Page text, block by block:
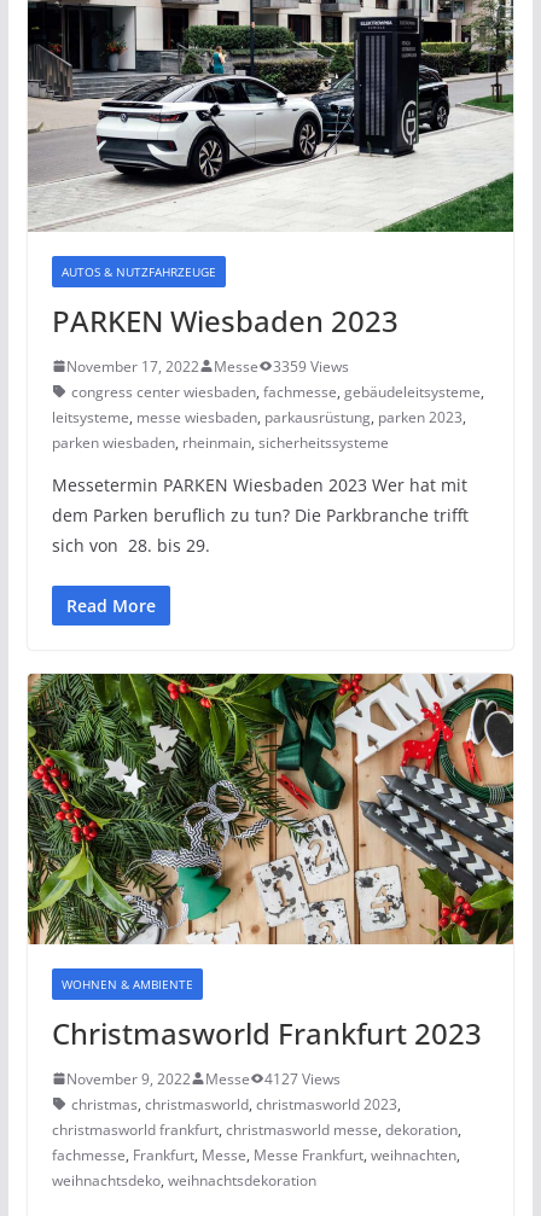
AUTOS & NUTZFAHRZEUGE
PARKEN Wiesbaden 2023
November 17, 2022 Messe
3359 Views
congress center wiesbaden, fachmesse, gebäudeleitsysteme,
leitsysteme, messe wiesbaden, parkausrüstung, parken 2023,
parken wiesbaden, rheinmain, sicherheitssysteme
Messetermin PARKEN Wiesbaden 2023 Wer hat mit
dem Parken beruflich zu tun? Die Parkbranche trifft
sich von 28. bis 29.
Read More
WOHNEN & AMBIENTE
Christmasworld Frankfurt 2023
November 9, 2022 Messe
4127 Views
christmas, christmasworld, christmasworld 2023,
christmasworld frankfurt, christmasworld messe, dekoration,
fachmesse, Frankfurt, Messe, Messe Frankfurt, weihnachten,
weihnachtsdeko, weihnachtsdekoration